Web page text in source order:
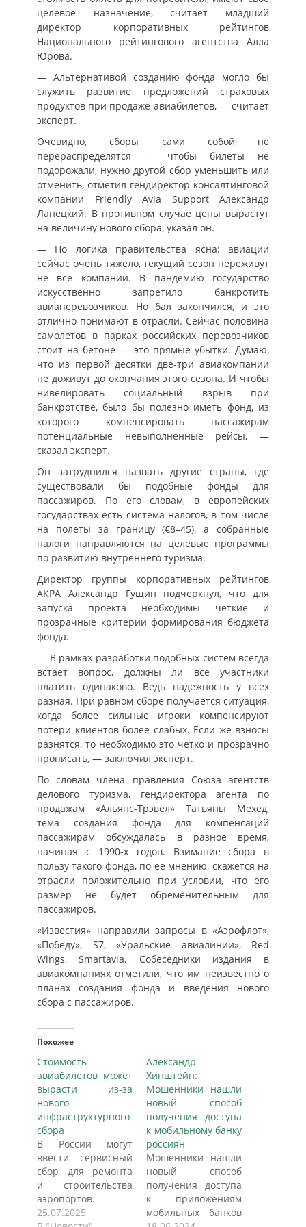
целевое назначение, считает младший
директор корпоративных рейтингов
Национального рейтингового агентства Алла
Юрова.
— Альтернативой созданию фонда могло бы
служить развитие предложений страховых
продуктов при продаже авиабилетов, — считает
эксперт.
Очевидно, сборы сами собой не
перераспределятся — чтобы билеты не
подорожали, нужно другой сбор уменьшить или
отменить, отметил гендиректор консалтинговой
компании Friendly Avia Support Александр
Ланецкий. В противном случае цены вырастут
на величину нового сбора, указал он.
— Но логика правительства ясна: авиации
сейчас очень тяжело, текущий сезон переживут
не все компании. В пандемию государство
искусственно запретило банкротить
авиаперевозчиков. Но бал закончился, и это
отлично понимают в отрасли. Сейчас половина
самолетов в парках российских перевозчиков
стоит на бетоне — это прямые убытки. Думаю,
что из первой десятки две-три авиакомпании
не доживут до окончания этого сезона. И чтобы
нивелировать социальный взрыв при
банкротстве, было бы полезно иметь фонд, из
которого компенсировать пассажирам
потенциальные невыполненные рейсы, —
сказал эксперт.
Он затруднился назвать другие страны, где
существовали бы подобные фонды для
пассажиров. По его словам, в европейских
государствах есть система налогов, в том числе
на полеты за границу (€8–45), а собранные
налоги направляются на целевые программы
по развитию внутреннего туризма.
Директор группы корпоративных рейтингов
АКРА Александр Гущин подчеркнул, что для
запуска проекта необходимы четкие и
прозрачные критерии формирования бюджета
фонда.
— В рамках разработки подобных систем всегда
встает вопрос, должны ли все участники
платить одинаково. Ведь надежность у всех
разная. При равном сборе получается ситуация,
когда более сильные игроки компенсируют
потери клиентов более слабых. Если же взносы
разнятся, то необходимо это четко и прозрачно
прописать, — заключил эксперт.
По словам члена правления Союза агентств
делового туризма, гендиректора агента по
продажам «Альянс-Трэвел» Татьяны Мехед,
тема создания фонда для компенсаций
пассажирам обсуждалась в разное время,
начиная с 1990-х годов. Взимание сбора в
пользу такого фонда, по ее мнению, скажется на
отрасли положительно при условии, что его
размер не будет обременительным для
пассажиров.
«Известия» направили запросы в «Аэрофлот»,
«Победу», S7, «Уральские авиалинии», Red
Wings, Smartavia. Собеседники издания в
авиакомпаниях отметили, что им неизвестно о
планах создания фонда и введения нового
сбора с пассажиров.
Похожее
Стоимость
авиабилетов может
вырасти из-за
нового
инфраструктурного
сбора
В России могут
ввести сервисный
сбор для ремонта
и строительства
аэропортов.
Соответствующий
25.07.2025
Александр
Хинштейн:
Мошенники нашли
новый способ
получения доступа
к мобильному банку
россиян
Мошенники нашли
новый способ
получения доступа
к приложениям
мобильных банков